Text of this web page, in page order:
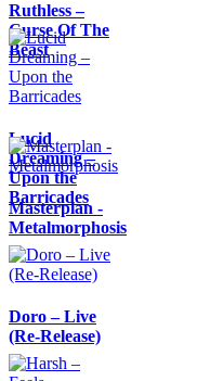
Ruthless –
Curse Of The
Beast
Lucid
Dreaming –
Upon the
Barricades
Masterplan -
Metalmorphosis
Doro – Live
(Re-Release)